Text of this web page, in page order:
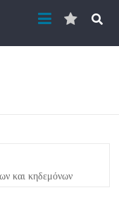
ηλ.
και κηδεμόνων